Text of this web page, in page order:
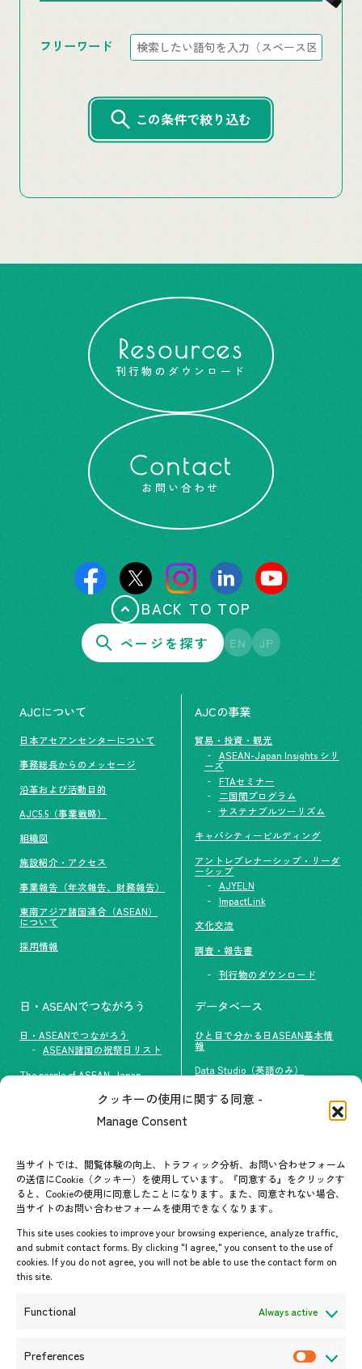
クッキーの使用に関する同意 -
Manage Consent
当サイトでは、閲覧体験の向上、トラフィック分析、お問い合わせフォーム
の送信にCookie（クッキー）を使用しています。『同意する』をクリックす
ると、Cookieの使用に同意したことになります。また、同意されない場合、
当サイトのお問い合わせフォームを使用できなくなります。
This site uses cookies to improve your browsing experience, analyze traffic,
and submit contact forms. By clicking "I agree," you consent to the use of
cookies. If you do not agree, you will not be able to use the contact form on
this site.
Functional Always active
Preferences
フリーワード
この条件で絞り込む
Resources
刊行物のダウンロード
Contact
お問い合わせ
BACK TO TOP
ページを探す EN JP
AJCについて
日本アセアンセンターについて
事務総長からのメッセージ
沿革および活動目的
AJC5.5（事業戦略）
組織図
施設紹介・アクセス
事業報告（年次報告、財務報告）
東南アジア諸国連合（ASEAN）
について
採用情報
AJCの事業
貿易・投資・観光
ASEAN-Japan Insights シリ
ーズ
FTAセミナー
二国間プログラム
サステナブルツーリズム
キャパシティービルディング
アントレプレナーシップ・リーダ
ーシップ
AJYELN
ImpactLink
文化交流
調査・報告書
刊行物のダウンロード
日・ASEANでつながろう
日・ASEANでつながろう
ASEAN諸国の祝祭日リスト
The people of ASEAN-Japan
グループ訪問の受け入れ
ASEANPEDIA
イベント・お知らせ
開催中・開催予定のイベント
イベント案内
お知らせ
データベース
ひと目で分かる日ASEAN基本情
報
Data Studio（英語のみ）
お問い合わせ先一覧